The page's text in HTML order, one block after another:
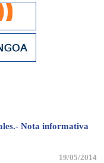
Nota informativa
19/05/2014